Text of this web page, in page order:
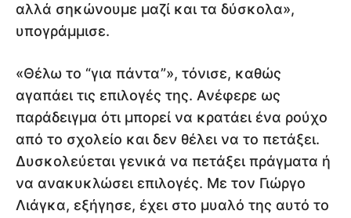
αλλά σηκώνουμε μαζί και τα δύσκολα»,
υπογράμμισε.
«Θέλω το “για πάντα”», τόνισε, καθώς
αγαπάει τις επιλογές της. Ανέφερε ως
παράδειγμα ότι μπορεί να κρατάει ένα ρούχο
από το σχολείο και δεν θέλει να το πετάξει.
Δυσκολεύεται γενικά να πετάξει πράγματα ή
να ανακυκλώσει επιλογές. Με τον Γιώργο
Λιάγκα, εξήγησε, έχει στο μυαλό της αυτό το